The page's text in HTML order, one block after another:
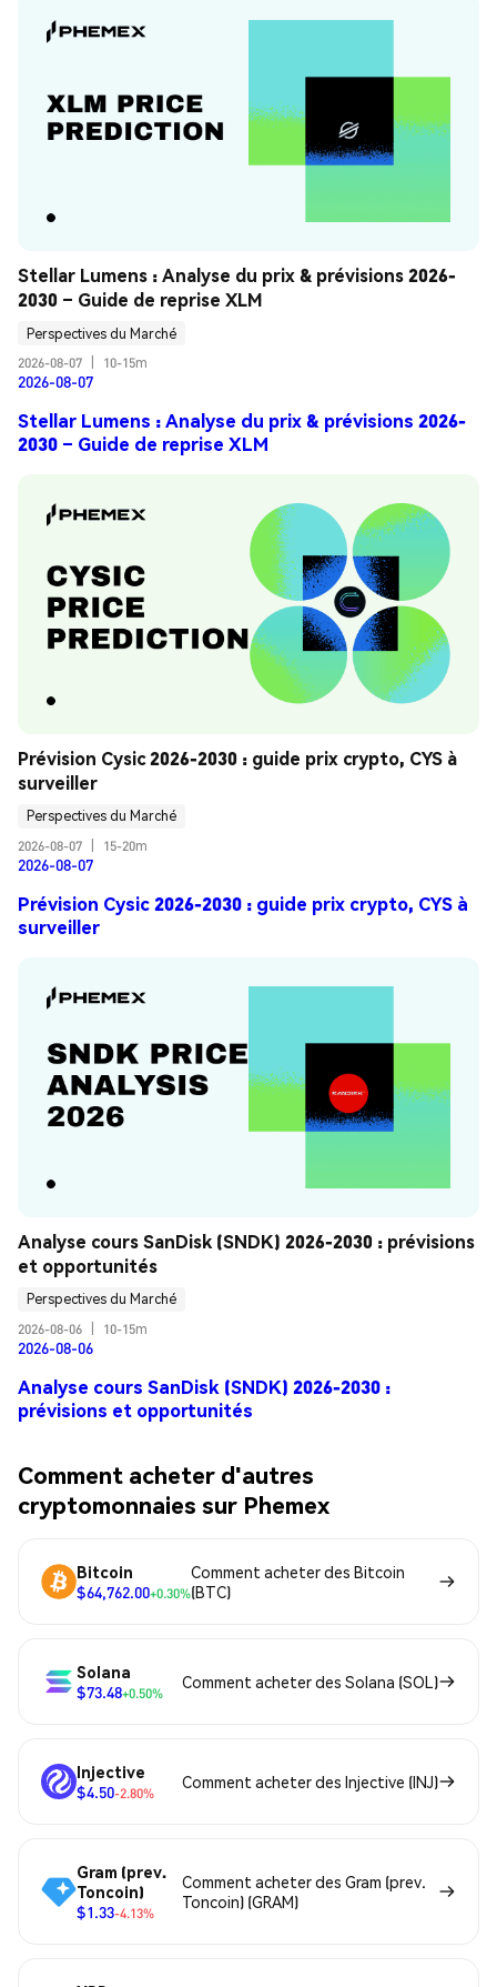
Stellar Lumens : Analyse du prix & prévisions 2026-
2030 – Guide de reprise XLM
Perspectives du Marché
2026-08-07
10-15m
2026-08-07
Stellar Lumens : Analyse du prix & prévisions 2026-
2030 – Guide de reprise XLM
Prévision Cysic 2026-2030 : guide prix crypto, CYS à
surveiller
Perspectives du Marché
2026-08-07
15-20m
2026-08-07
Prévision Cysic 2026-2030 : guide prix crypto, CYS à
surveiller
Analyse cours SanDisk (SNDK) 2026-2030 : prévisions
et opportunités
Perspectives du Marché
2026-08-06
10-15m
2026-08-06
Analyse cours SanDisk (SNDK) 2026-2030 :
prévisions et opportunités
Comment acheter d'autres
cryptomonnaies sur Phemex
Bitcoin
$64,762.00+0.30%
Comment acheter des Bitcoin
(BTC)
Solana
$73.48+0.50%
Comment acheter des Solana (SOL)
Injective
$4.50-2.80%
Comment acheter des Injective (INJ)
Gram (prev.
Toncoin)
$1.33-4.13%
Comment acheter des Gram (prev.
Toncoin) (GRAM)